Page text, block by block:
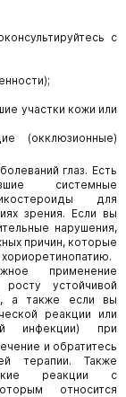
с
участки кожи или
(окклюзионные)
глаз. Есть
системные
для
зрения. Если вы
нарушения,
причин, которые
применение
устойчивой
а также если вы
реакции или
инфекции) при
и обратитесь
терапии. Также
реакции с
относится